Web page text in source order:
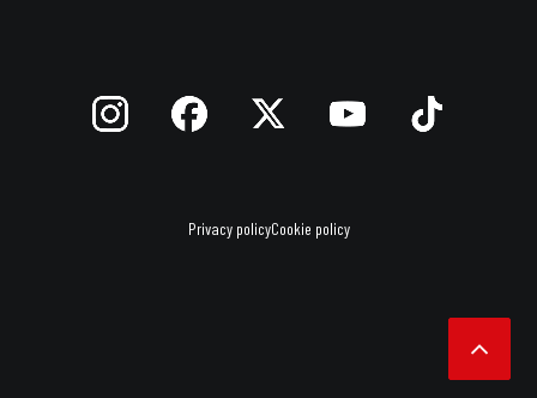
Privacy policyCookie policy